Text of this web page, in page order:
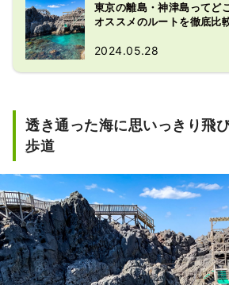
東京の離島・神津島ってど
オススメのルートを徹底比
2024.05.28
透き通った海に思いっきり飛
歩道